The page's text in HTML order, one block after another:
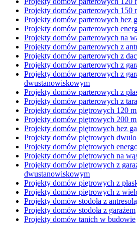
Projekty domów parterowych 150
Projekty domów parterowych bez
Projekty domów parterowych
Projekty domów parterowych na
Projekty domów parterowych z
Projekty domów parterowych z
Projekty domów parterowych z
Projekty domów parterowych z
dwustanowiskowym
Projekty domów parterowych z
Projekty domów parterowych z
Projekty domów piętrowych 120
Projekty domów piętrowych 200
Projekty domów piętrowych bez
Projekty domów piętrowych
Projekty domów piętrowych
Projekty domów piętrowych na
Projekty domów piętrowych z
dwustanowiskowym
Projekty domów piętrowych z
Projekty domów piętrowych z
Projekty domów stodoła z antresolą
Projekty domów stodoła z garażem
Projekty domów tanich w budowie